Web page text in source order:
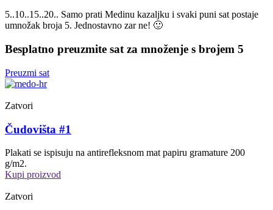
5..10..15..20.. Samo prati Medinu kazaljku i svaki puni sat postaje
umnožak broja 5. Jednostavno zar ne! 🙂
Besplatno preuzmite sat za množenje s brojem 5
Preuzmi sat
Zatvori
Čudovišta #1
Plakati se ispisuju na antirefleksnom mat papiru gramature 200
g/m2.
Kupi proizvod
Zatvori